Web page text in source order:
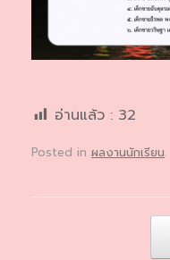
อ่านแล้ว : 32
Posted in ผลงานนักเรียน.